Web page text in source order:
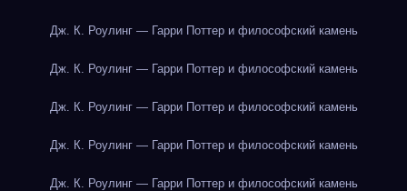
Дж. К. Роулинг — Гарри Поттер и философский камень
Дж. К. Роулинг — Гарри Поттер и философский камень
Дж. К. Роулинг — Гарри Поттер и философский камень
Дж. К. Роулинг — Гарри Поттер и философский камень
Дж. К. Роулинг — Гарри Поттер и философский камень